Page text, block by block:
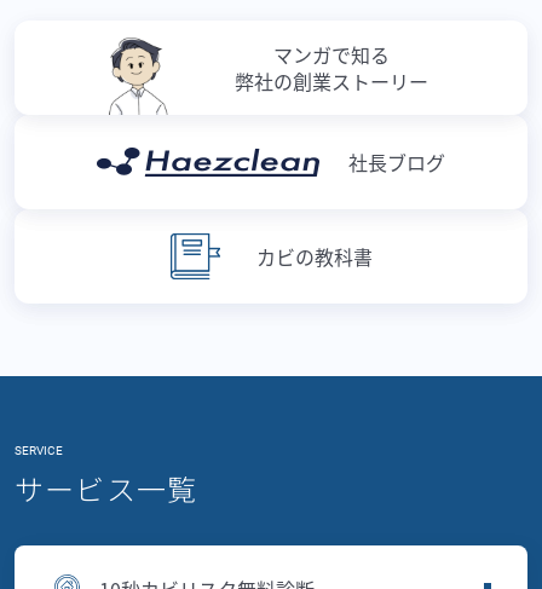
カビの教科書
社長ブログ
マンガで知る
弊社の創業ストーリー
SERVICE
サービス一覧